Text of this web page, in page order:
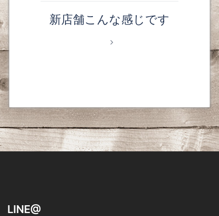
ナ
ョ
ン
新店舗こんな感じです
LINE@